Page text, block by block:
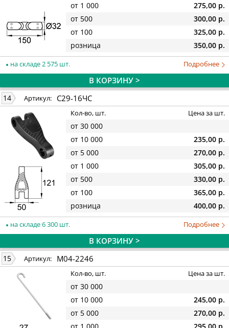
от 1 000
275,00 р.
от 500
300,00 р.
от 100
325,00 р.
розница
350,00 р.
на складе 2 575 шт. Подробнее
В КОРЗИНУ >
14 Артикул: С29-16ЧС
Кол-во, шт. Цена за шт.
от 30 000
от 10 000
235,00 р.
от 5 000
270,00 р.
от 1 000
305,00 р.
от 500
330,00 р.
от 100
365,00 р.
розница
400,00 р.
на складе 6 300 шт. Подробнее
В КОРЗИНУ >
15 Артикул: M04-2246
Кол-во, шт. Цена за шт.
от 30 000
от 10 000
245,00 р.
от 5 000
270,00 р.